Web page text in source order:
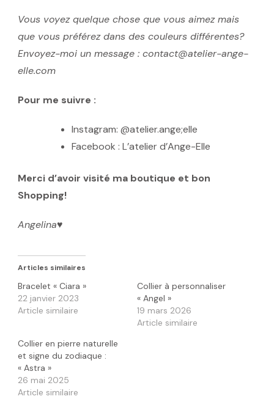
Vous voyez quelque chose que vous aimez mais
que vous préférez dans des couleurs différentes?
Envoyez-moi un message : contact@atelier-ange-
elle.com
Pour me suivre :
Instagram: @atelier.ange;elle
Facebook : L’atelier d’Ange-Elle
Merci d’avoir visité ma boutique et bon
Shopping!
Angelina♥️
Articles similaires
Bracelet « Ciara »
22 janvier 2023
Article similaire
Collier à personnaliser
« Angel »
19 mars 2026
Article similaire
Collier en pierre naturelle
et signe du zodiaque :
« Astra »
26 mai 2025
Article similaire